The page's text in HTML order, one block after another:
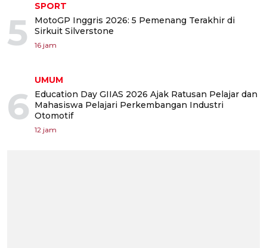
5
SPORT
MotoGP Inggris 2026: 5 Pemenang Terakhir di
Sirkuit Silverstone
16 jam
6
UMUM
Education Day GIIAS 2026 Ajak Ratusan Pelajar dan
Mahasiswa Pelajari Perkembangan Industri
Otomotif
12 jam